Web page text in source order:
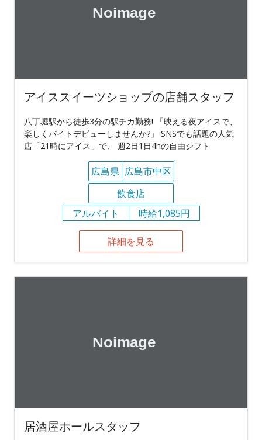
アイススイーツショップの店舗スタッフ
八丁堀駅から徒歩3分の駅チカ勤務! 「映える夜アイスで、
楽しくバイトデビューしませんか?」 SNSでも話題の人気
店「21時にアイス」で、 週2日1日4hの自由シフト
広島県 広島市中区
飲食店
アルバイト
時給1,085円
詳細を見る
居酒屋ホールスタッフ